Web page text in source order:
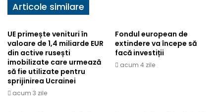
Articole similare
UE primește venituri în
valoare de 1,4 miliarde EUR
din active rusești
imobilizate care urmează
să fie utilizate pentru
sprijinirea Ucrainei
acum 3 zile
Fondul european de
extindere va începe să
facă investiții
acum 4 zile